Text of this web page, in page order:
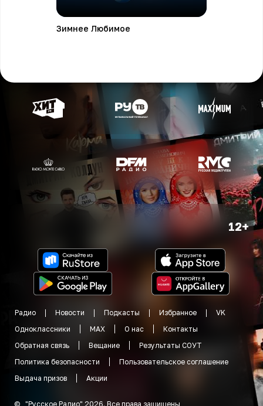
Зимнее Любимое
12+
Радио Новости Подкасты Избранное
VK
Одноклассники
MAX О нас
Контакты
Обратная связь
Вещание
Результаты СОУТ
Политика безопасности
Пользовательское соглашение
Выдача призов
Акции
© "Русское Радио" 2026. Все права защищены